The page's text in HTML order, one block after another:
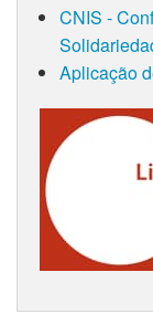
CNIS -
Aplicação